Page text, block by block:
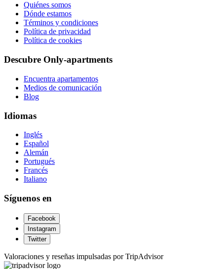
Quiénes somos
Dónde estamos
Términos y condiciones
Política de privacidad
Política de cookies
Descubre Only-apartments
Encuentra apartamentos
Medios de comunicación
Blog
Idiomas
Inglés
Español
Alemán
Portugués
Francés
Italiano
Síguenos en
Facebook
Instagram
Twitter
Valoraciones y reseñas impulsadas por TripAdvisor